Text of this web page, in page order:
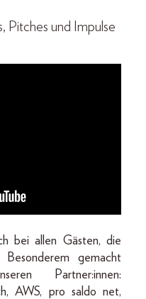
Pitches und Impulse
bei allen Gästen, die
gemacht
Partner:innen:
AWS, pro saldo net,